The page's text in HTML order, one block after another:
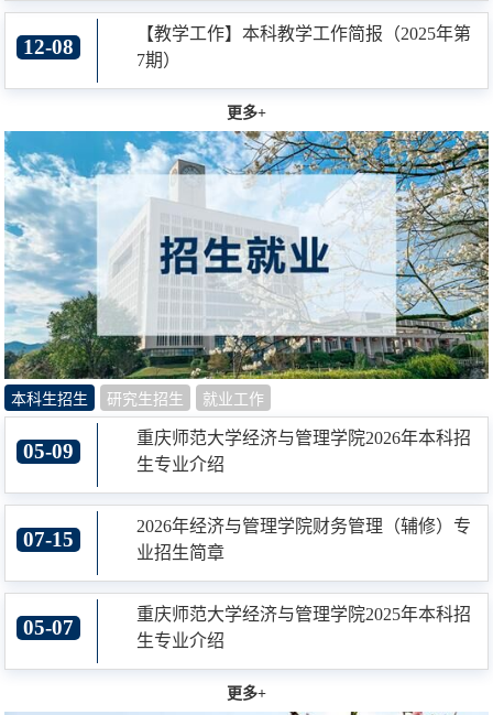
12-08
【教学工作】本科教学工作简报（2025年第
7期）
更多+
本科生招生 研究生招生 就业工作
05-09
重庆师范大学经济与管理学院2026年本科招
生专业介绍
07-15
2026年经济与管理学院财务管理（辅修）专
业招生简章
05-07
重庆师范大学经济与管理学院2025年本科招
生专业介绍
更多+